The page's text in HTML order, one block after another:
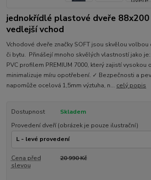
jednokřídlé plastové dveře 88x200
vedlejší vchod
Vchodové dveře značky SOFT jsou skvělou
či bytu. Přinášejí mnoho skvělých vlastností jako
PVC profilem PREMIUM 7000, který zajistí vysokou
minimalizuje míru opotřebení. ✓ Bezpečnosti a
napomůže ocelová 1,5mm výztuha, n... celý popis
Dostupnost
Skladem
Provedení dveří (obrázek je pouze ilustrační)
Cena před
slevou
20 990 Kč